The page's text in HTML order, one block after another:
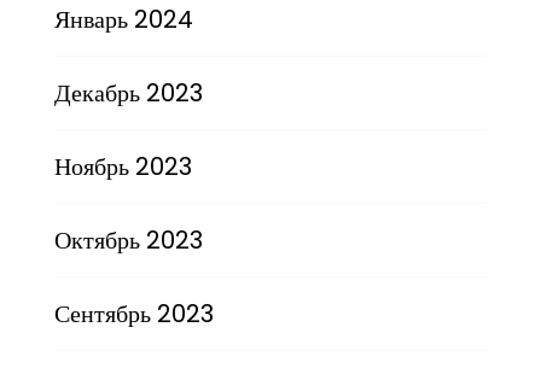
Январь 2024
Декабрь 2023
Ноябрь 2023
Октябрь 2023
Сентябрь 2023